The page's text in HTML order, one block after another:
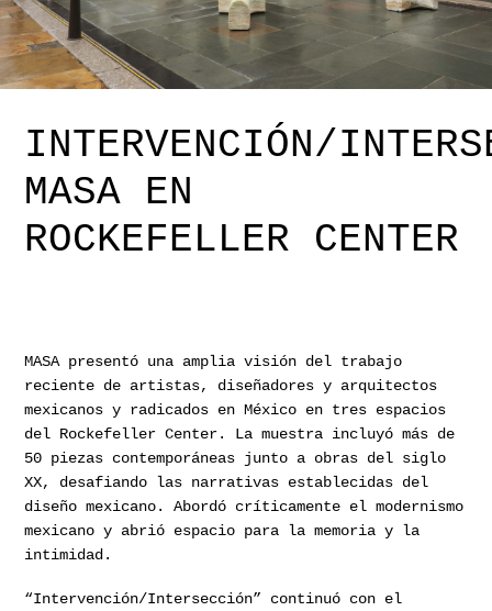
INTERVENCIÓN/
MASA EN
ROCKEFELLER CENTER
MASA presentó una amplia visión del trabajo
reciente de artistas, diseñadores y arquitectos
mexicanos y radicados en México en tres espacios
del Rockefeller Center. La muestra incluyó más de
50 piezas contemporáneas junto a obras del siglo
XX, desafiando las narrativas establecidas del
diseño mexicano. Abordó críticamente el modernismo
mexicano y abrió espacio para la memoria y la
intimidad.
“Intervención/Intersección” continuó con el